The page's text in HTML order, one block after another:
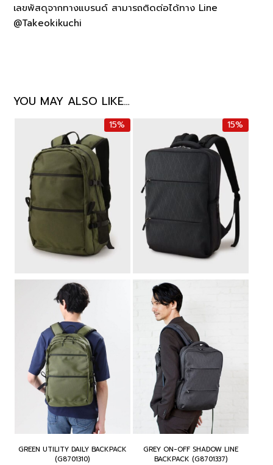
เลขพัสดุจากทางแบรนด์ สามารถติดต่อได้ทาง Line
@Takeokikuchi
YOU MAY ALSO LIKE…
15%
GREEN UTILITY DAILY BACKPACK
(G8701310)
15%
GREY ON-OFF SHADOW LINE
BACKPACK (G8701337)